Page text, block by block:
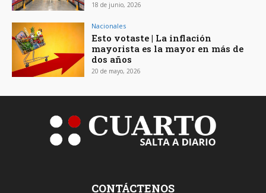
18 de junio, 2026
Nacionales
Esto votaste | La inflación
mayorista es la mayor en más de
dos años
20 de mayo, 2026
CONTÁCTENOS